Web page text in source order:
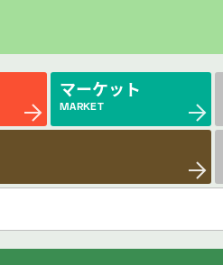
マーケット
MARKET